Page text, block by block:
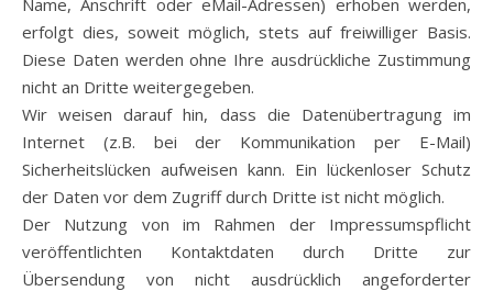
Name, Anschrift oder eMail-Adressen) erhoben werden,
erfolgt dies, soweit möglich, stets auf freiwilliger Basis.
Diese Daten werden ohne Ihre ausdrückliche Zustimmung
nicht an Dritte weitergegeben.
Wir weisen darauf hin, dass die Datenübertragung im
Internet (z.B. bei der Kommunikation per E-Mail)
Sicherheitslücken aufweisen kann. Ein lückenloser Schutz
der Daten vor dem Zugriff durch Dritte ist nicht möglich.
Der Nutzung von im Rahmen der Impressumspflicht
veröffentlichten Kontaktdaten durch Dritte zur
Übersendung von nicht ausdrücklich angeforderter